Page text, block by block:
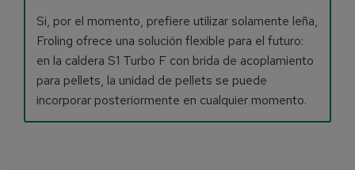
Si, por el momento, prefiere utilizar solamente leña,
Froling ofrece una solución flexible para el futuro:
en la caldera S1 Turbo F con brida de acoplamiento
para pellets, la unidad de pellets se puede
incorporar posteriormente en cualquier momento.